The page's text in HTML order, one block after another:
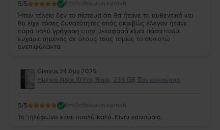
5/5 Επαληθευμένη κριτική
Ήταν τέλειο δεν το πίστευα ότι θα ήτανε το αυθεντικό και
θα είχε τόσες δυνατότητες οπός ακριβώς έλεγαν ήτανε
πάρα πολύ γρήγορη στην μεταφορά είμαι πάρα πολύ
ευχαριστημένος σε όλους τους τομείς το συνιστώ
ανεπιφύλακτα
Giannis,24 Aug 2025
Huawei Nova 10 Pro, Black, 256 GB, Σαν καινούργιο
5/5 Επαληθευμένη κριτική
Το τηλέφωνο ειναι ππολύ καλό. Ειναι καινούριο.